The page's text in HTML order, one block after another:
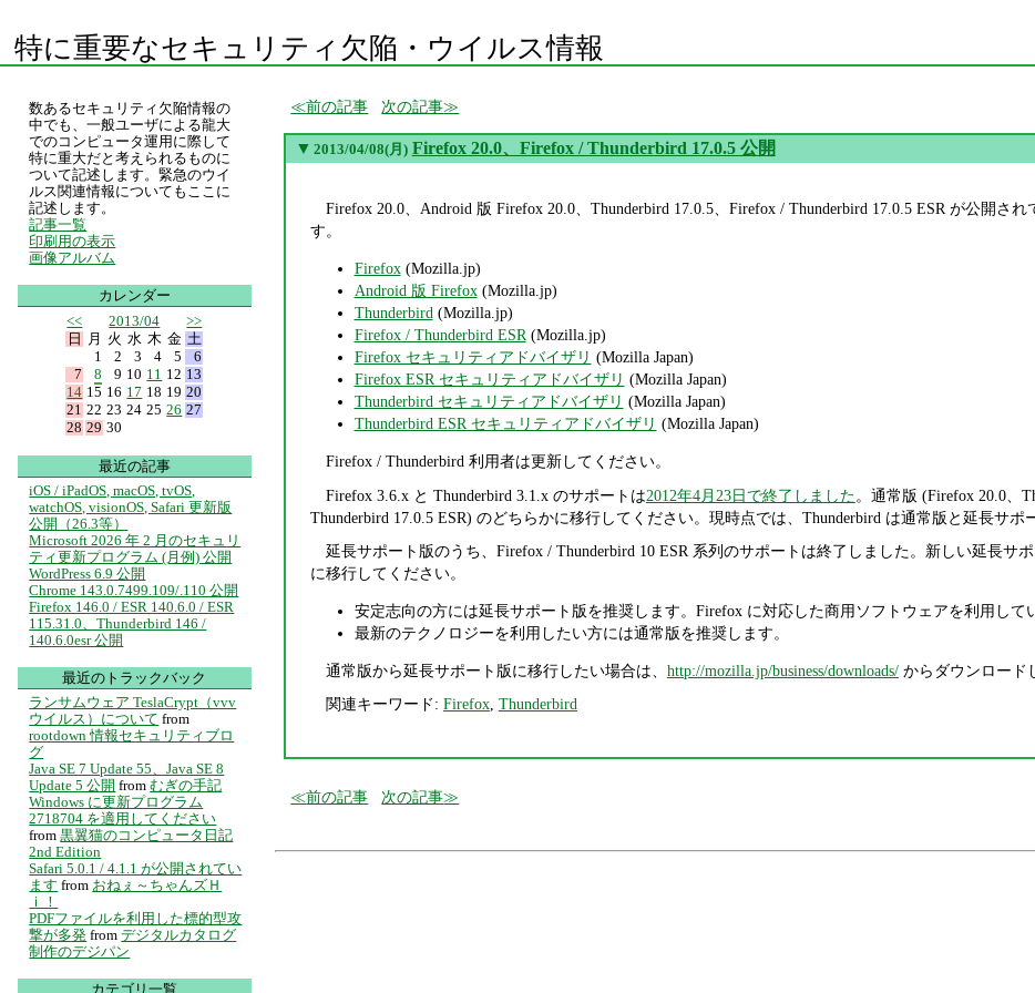
特に重要なセキュリティ欠陥・ウイルス情報
前の記事 次の記事
▼ 2013/04/08(月) Firefox 20.0、Firefox / Thunderbird 17.0.5 公開
Firefox 20.0、Android 版 Firefox 20.0、Thunderbird 17.0.5、Firefox / Thunderbird 17.0.5 ESR が公開さ
す。
Firefox(Mozilla.jp)
Android 版 Firefox(Mozilla.jp)
Thunderbird (Mozilla.jp)
Firefox / Thunderbird ESR (Mozilla.jp)
Firefox セキュリティアドバイザリ (Mozilla Japan)
Firefox ESR セキュリティアドバイザリ (Mozilla Japan)
Thunderbird セキュリティアドバイザリ (Mozilla Japan)
Thunderbird ESR セキュリティアドバイザリ (Mozilla Japan)
Firefox / Thunderbird 利用者は更新してください。
Firefox 3.6.x と Thunderbird 3.1.x のサポートは2012年4月23日で終了しました。通常版 (Firefox 20.0、
Thunderbird 17.0.5 ESR) のどちらかに移行してください。現時点では、Thunderbird は通常版と延長サポ
延長サポート版のうち、Firefox / Thunderbird 10 ESR 系列のサポートは終了しました。新しい延長サ
に移行してください。
安定志向の方には延長サポート版を推奨します。Firefox に対応した商用ソフトウェアを利用して
最新のテクノロジーを利用したい方には通常版を推奨します。
通常版から延長サポート版に移行したい場合は、 http://mozilla.jp/business/downloads/からダウンロード
関連キーワード: Firefox, Thunderbird
前の記事 次の記事
数あるセキュリティ欠陥情報の
中でも、一般ユーザによる龍大
でのコンピュータ運用に際して
特に重大だと考えられるものに
ついて記述します。緊急のウイ
ルス関連情報についてもここに
記述します。
記事一覧
印刷用の表示
画像アルバム
カレンダー
<<
2013/04
>>
日
月 火 水 木 金 土
1
2 3 4 5
6
7
8 9 10 11 12 13
14 15 16 17 18 19 20
21 22 23 24 25 26 27
28 29 30
最近の記事
iOS / iPadOS, macOS, tvOS,
watchOS, visionOS, Safari 更新版
公開（26.3等）
Microsoft 2026 年 2 月のセキュリ
ティ更新プログラム (月例) 公開
WordPress 6.9 公開
Chrome 143.0.7499.109/.110 公開
Firefox 146.0 / ESR 140.6.0 / ESR
115.31.0、Thunderbird 146 /
140.6.0esr 公開
最近のトラックバック
ランサムウェア TeslaCrypt（vvv
ウイルス）について from
rootdown 情報セキュリティブロ
グ
Java SE 7 Update 55、Java SE 8
Update 5 公開 from むぎの手記
Windows に更新プログラム
2718704 を適用してください
from 黒翼猫のコンピュータ日記
2nd Edition
Safari 5.0.1 / 4.1.1 が公開されてい
ます from おねぇ～ちゃんズＨ
ｉ！
PDFファイルを利用した標的型攻
撃が多発 from デジタルカタログ
制作のデジパン
カテゴリ一覧